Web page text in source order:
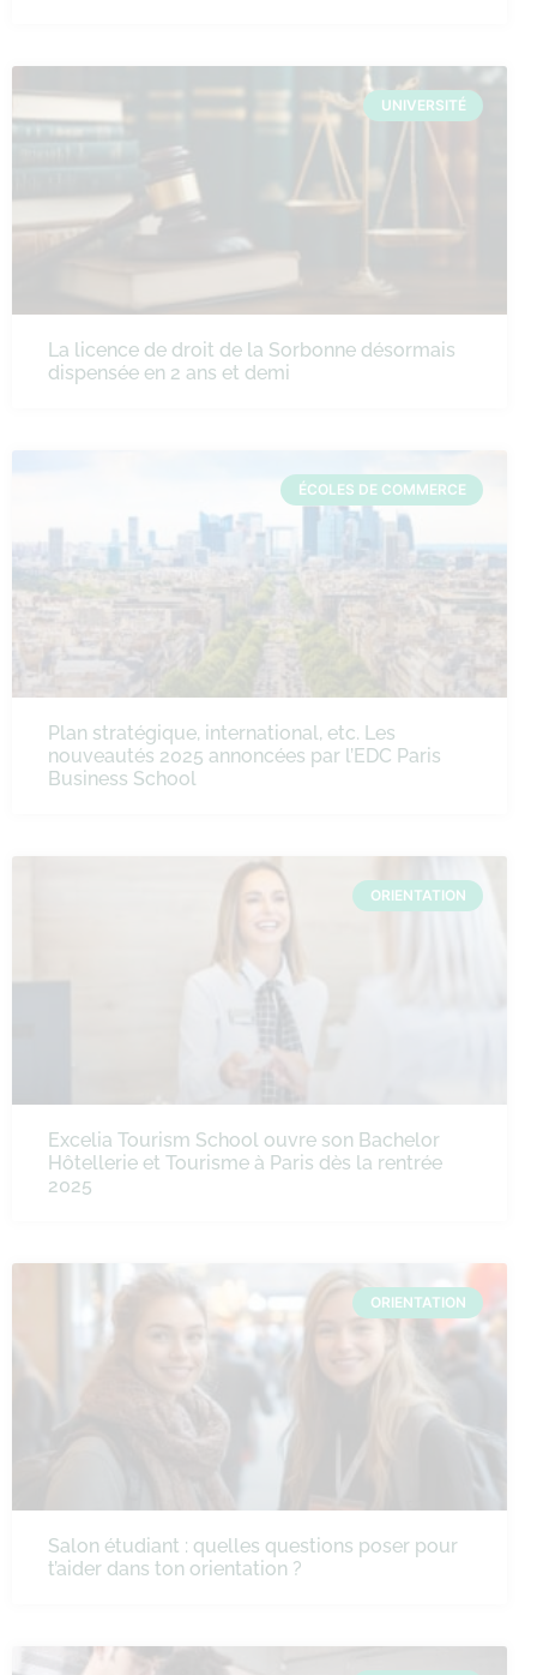
UNIVERSITÉ
La licence de droit de la Sorbonne désormais
dispensée en 2 ans et demi
ÉCOLES DE COMMERCE
Plan stratégique, international, etc. Les
nouveautés 2025 annoncées par l’EDC Paris
Business School
ORIENTATION
Excelia Tourism School ouvre son Bachelor
Hôtellerie et Tourisme à Paris dès la rentrée
2025
ORIENTATION
Salon étudiant : quelles questions poser pour
t’aider dans ton orientation ?